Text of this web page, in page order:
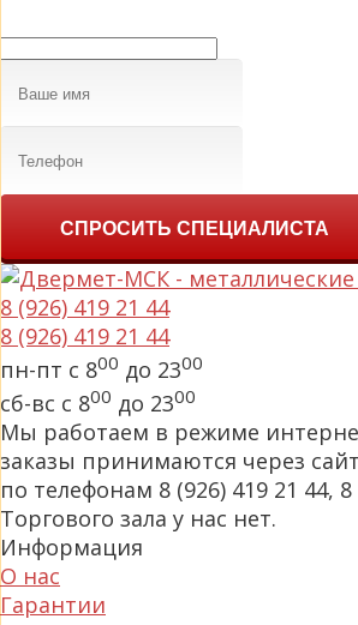
СПРОСИТЬ СПЕЦИАЛИСТА
8 (926) 419 21 44
8 (926) 419 21 44
пн-пт с 800 до 2300
сб-вс с 800 до 2300
Мы работаем в режиме
заказы принимаются через
по телефонам 8 (926) 419 21 44, 8
Торгового зала у нас нет.
Информация
О нас
Гарантии